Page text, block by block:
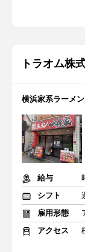
トラオム株
横浜家系ラーメ
給与
シフト
雇用形態
アクセス